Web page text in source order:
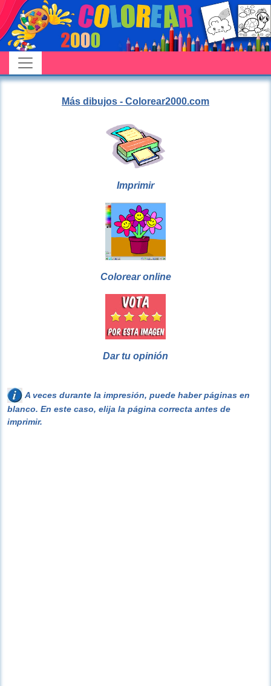
Más dibujos - Colorear2000.com
Imprimir
Colorear online
Dar tu opinión
A veces durante la impresión, puede haber páginas en
blanco. En este caso, elija la página correcta antes de
imprimir.